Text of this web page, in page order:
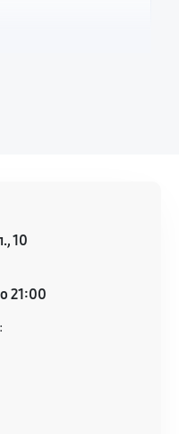
случаем
течение
заявленным
10
21:00